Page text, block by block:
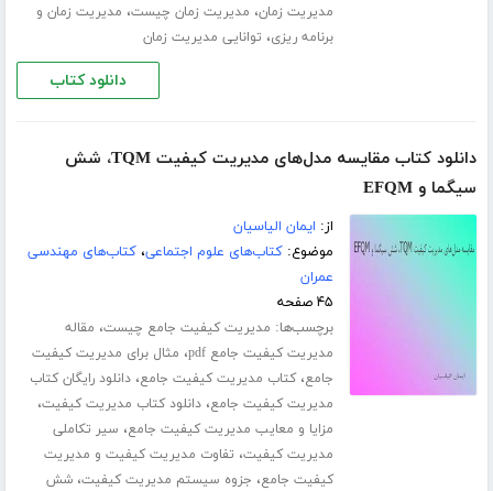
مدیریت زمان، مدیریت زمان چیست، مدیریت زمان و
برنامه ریزی، توانایی مدیریت زمان
دانلود کتاب
دانلود کتاب مقایسه مدل‌های مدیریت کیفیت TQM، شش
سیگما و EFQM
از: ایمان الیاسیان
موضوع:کتاب‌های علوم اجتماعی،کتاب‌های مهندسی
عمران
۴۵ صفحه
برچسب‌ها: مدیریت کیفیت جامع چیست، مقاله
مدیریت کیفیت جامع pdf
، مثال برای مدیریت کیفیت
جامع،کتاب مدیریت کیفیت جامع،دانلود رایگان کتاب
مدیریت کیفیت جامع،دانلود کتاب مدیریت کیفیت،
مزایا و معایب مدیریت کیفیت جامع، سیر تکاملی
مدیریت کیفیت، تفاوت مدیریت کیفیت و مدیریت
کیفیت جامع، جزوه سیستم مدیریت کیفیت،شش